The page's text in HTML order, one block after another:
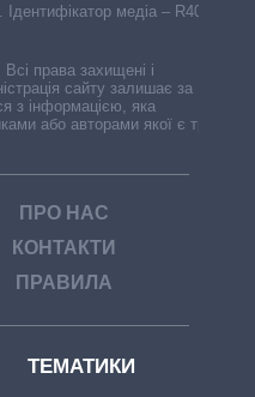
медіа – R40-
Всі права захищені і
сайту залишає за
з інформацією, яка
або авторами якої є треті
ПРО НАС
КОНТАКТИ
ПРАВИЛА
ТЕМАТИКИ